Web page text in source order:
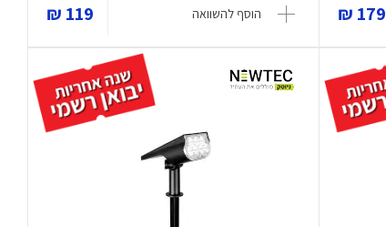
179 ₪ הוסף להשוואה 119 ₪